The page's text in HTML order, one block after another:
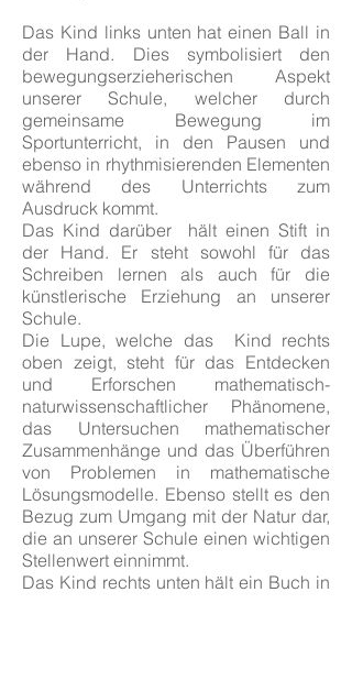
Das Kind links unten hat einen Ball in
der Hand. Dies symbolisiert den
bewegungserzieherischen Aspekt
unserer Schule, welcher durch
gemeinsame Bewegung im
Sportunterricht, in den Pausen und
ebenso in rhythmisierenden Elementen
während des Unterrichts zum
Ausdruck kommt.
Das Kind darüber hält einen Stift in
der Hand. Er steht sowohl für das
Schreiben lernen als auch für die
künstlerische Erziehung an unserer
Schule.
Die Lupe, welche das Kind rechts
oben zeigt, steht für das Entdecken
und Erforschen mathematisch-
naturwissenschaftlicher Phänomene,
das Untersuchen mathematischer
Zusammenhänge und das Überführen
von Problemen in mathematische
Lösungsmodelle. Ebenso stellt es den
Bezug zum Umgang mit der Natur dar,
die an unserer Schule einen wichtigen
Stellenwert einnimmt.
Das Kind rechts unten hält ein Buch in